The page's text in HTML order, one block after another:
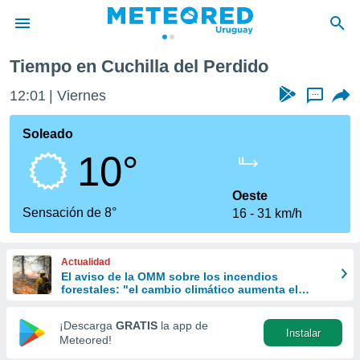
de
ha
calidad.
a este
las
y
forma
digital
basada
Tiempo en Cuchilla del Perdido
12:01 Viernes ...
Soleado
10°
Sensación de 8°
Oeste
16
31 km/h
Actualidad
El aviso de la OMM sobre los incendios
forestales: "el cambio climático aumenta el
¡Descarga GRATIS la app de
Meteored!
Instalar